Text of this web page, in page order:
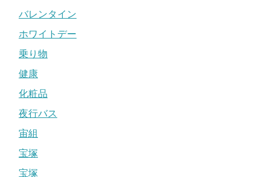
バレンタイン
ホワイトデー
乗り物
健康
化粧品
夜行バス
宙組
宝塚
宝塚